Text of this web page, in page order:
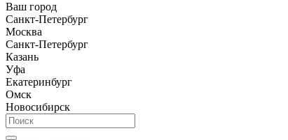
Ваш город
Санкт-Петербург
Москва
Санкт-Петербург
Казань
Уфа
Екатеринбург
Омск
Новосибирск